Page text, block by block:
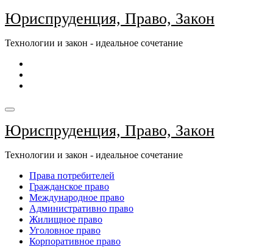
Перейти
к
Юриспруденция, Право, Закон
Технологии и закон - идеальное сочетание
Юриспруденция, Право, Закон
Технологии и закон - идеальное сочетание
Права потребителей
Гражданское право
Международное право
Административно право
Жилищное право
Уголовное право
Корпоративное право